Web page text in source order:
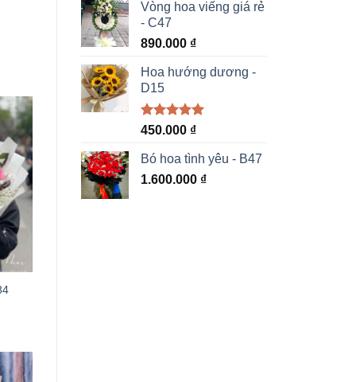
Vòng hoa viếng giá rẻ
- C47
890.000 ₫
Hoa hướng dương -
D15
Được xếp
5 sao
450.000 ₫
Bó hoa tình yêu - B47
1.600.000 ₫